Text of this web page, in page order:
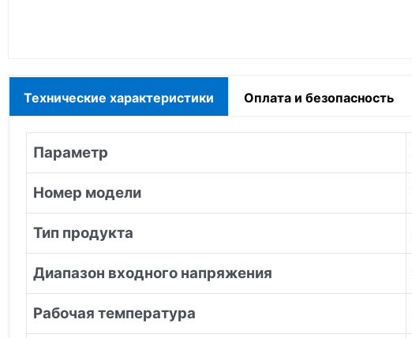
Технические характеристики Оплата и безопасность
Параметр
Номер модели
Тип продукта
Диапазон входного напряжения
Рабочая температура